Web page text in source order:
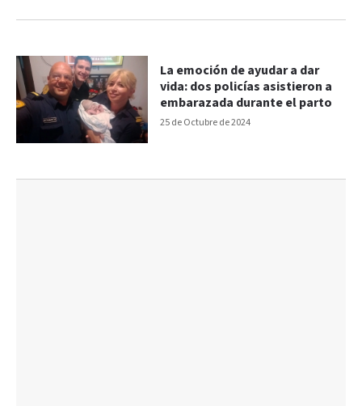
25 de Octubre de 2024
La emoción de ayudar a dar
vida: dos policías asistieron a
embarazada durante el parto